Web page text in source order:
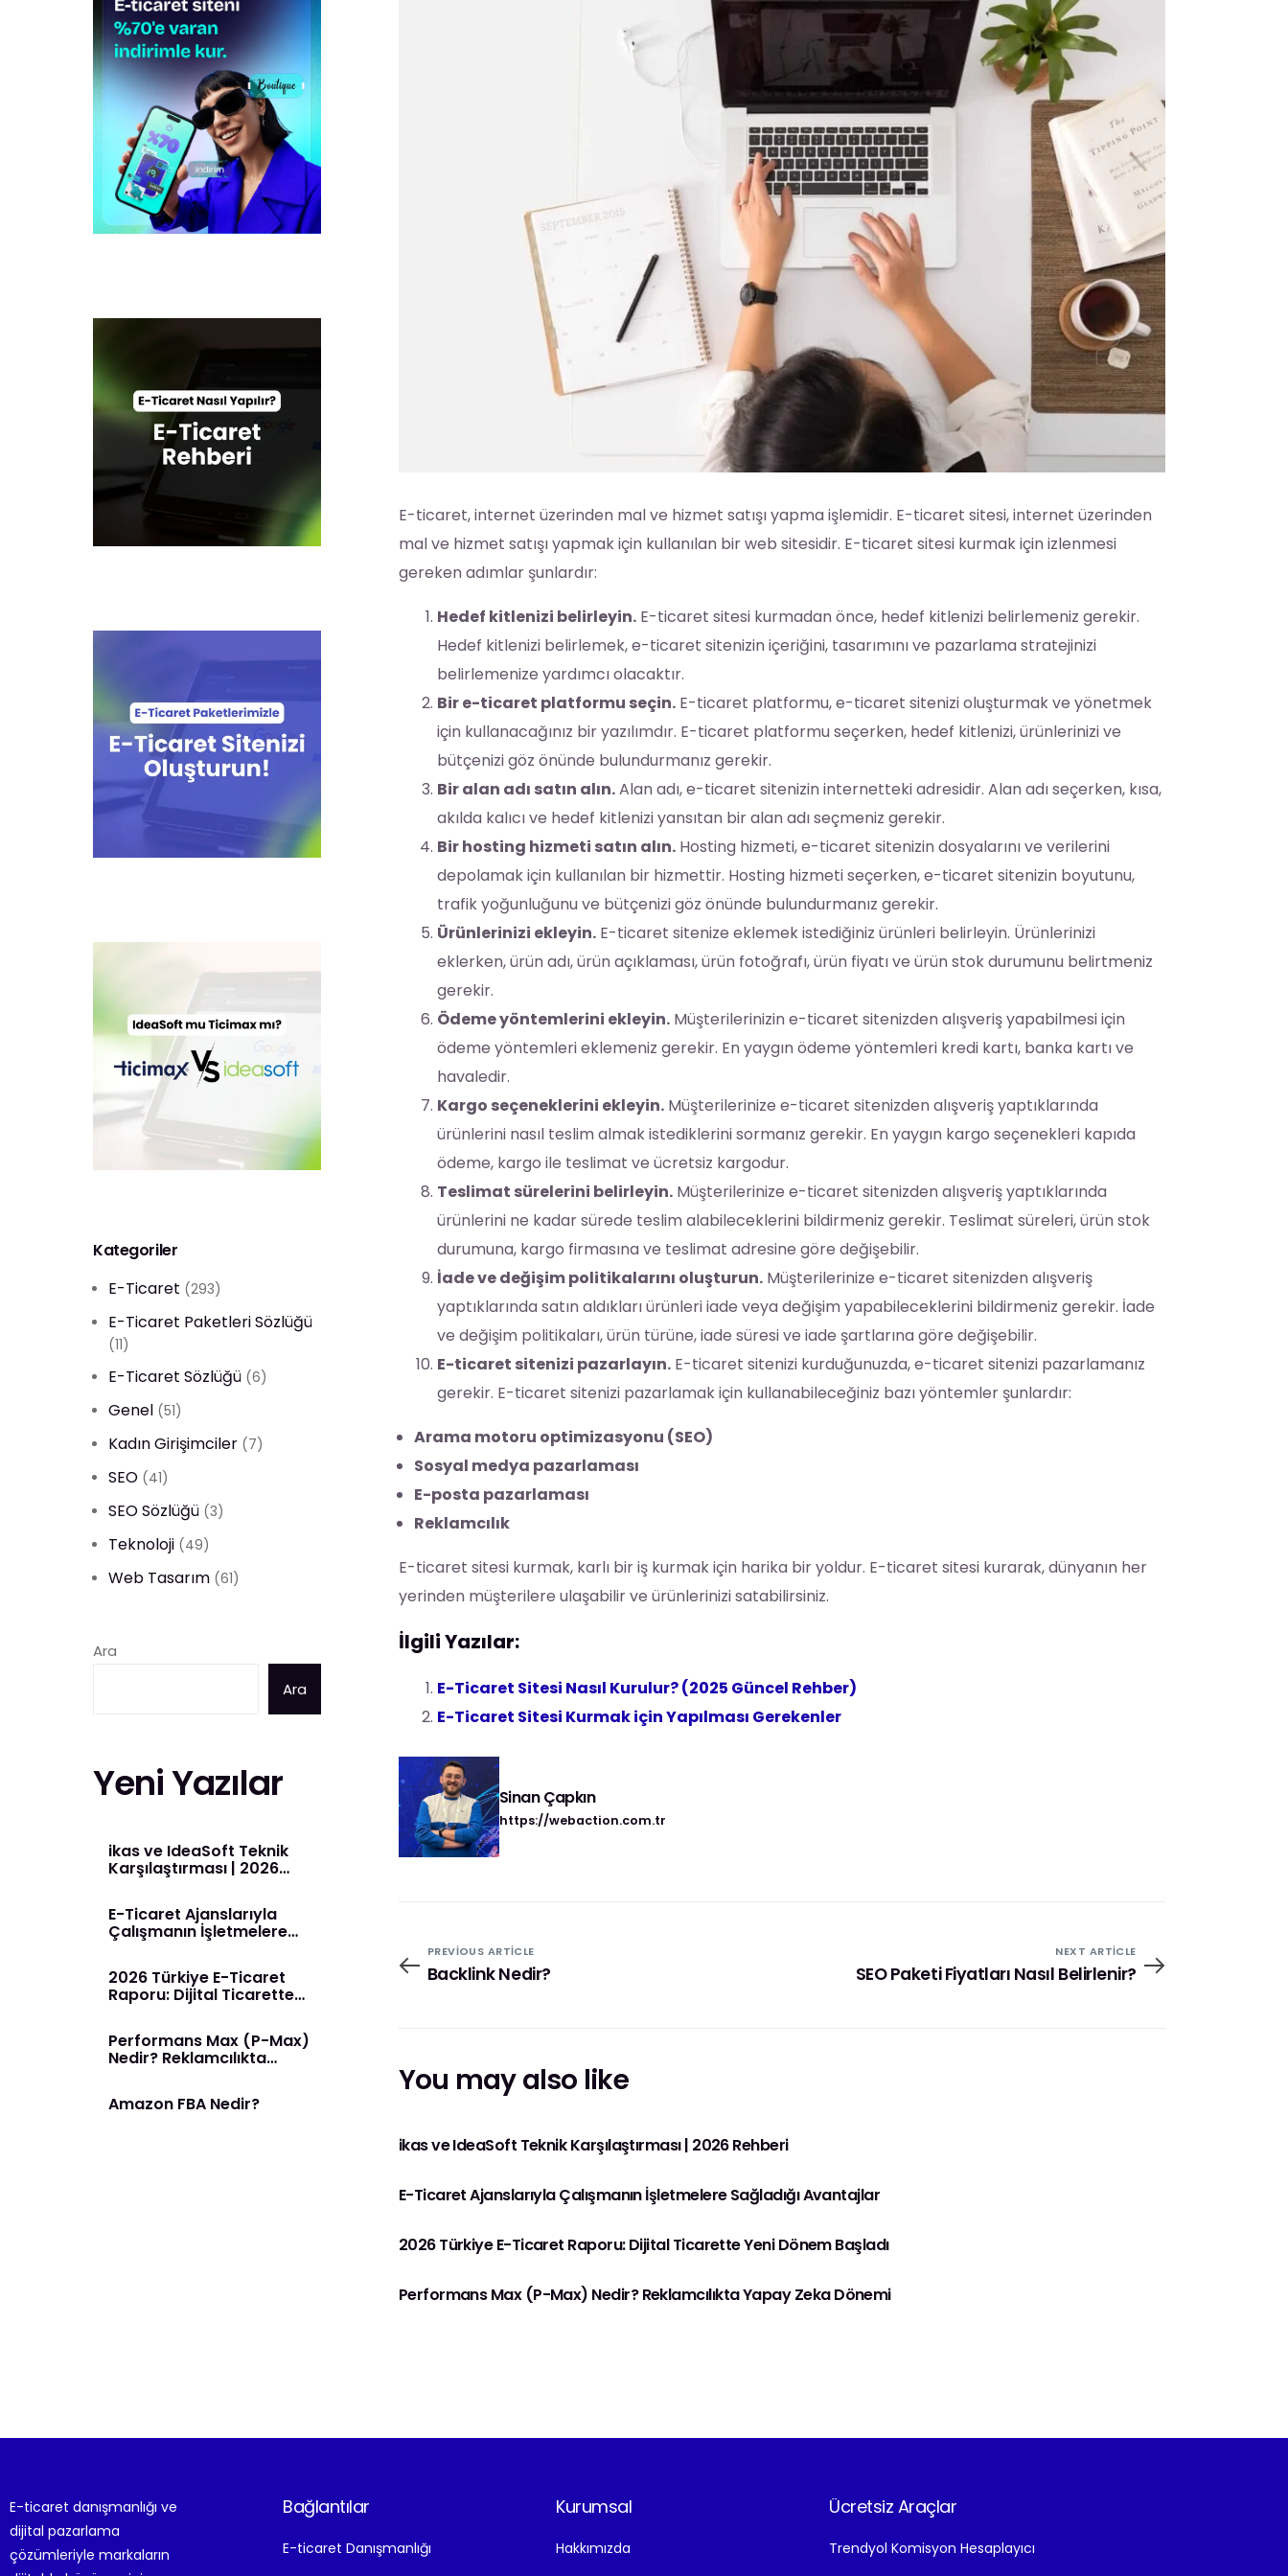
E-ticaret, internet üzerinden mal ve hizmet satışı yapma işlemidir. E-ticaret sitesi, internet üzerinden
mal ve hizmet satışı yapmak için kullanılan bir web sitesidir. E-ticaret sitesi kurmak için izlenmesi
gereken adımlar şunlardır:
Hedef kitlenizi belirleyin.E-ticaret sitesi kurmadan önce, hedef kitlenizi belirlemeniz gerekir.
Hedef kitlenizi belirlemek, e-ticaret sitenizin içeriğini, tasarımını ve pazarlama stratejinizi
belirlemenize yardımcı olacaktır.
Bir e-ticaret platformu seçin.E-ticaret platformu, e-ticaret sitenizi oluşturmak ve yönetmek
için kullanacağınız bir yazılımdır. E-ticaret platformu seçerken, hedef kitlenizi, ürünlerinizi ve
bütçenizi göz önünde bulundurmanız gerekir.
Bir alan adı satın alın.Alan adı, e-ticaret sitenizin internetteki adresidir. Alan adı seçerken, kısa,
akılda kalıcı ve hedef kitlenizi yansıtan bir alan adı seçmeniz gerekir.
Bir hosting hizmeti satın alın.Hosting hizmeti, e-ticaret sitenizin dosyalarını ve verilerini
depolamak için kullanılan bir hizmettir. Hosting hizmeti seçerken, e-ticaret sitenizin boyutunu,
trafik yoğunluğunu ve bütçenizi göz önünde bulundurmanız gerekir.
Ürünlerinizi ekleyin.E-ticaret sitenize eklemek istediğiniz ürünleri belirleyin. Ürünlerinizi
eklerken, ürün adı, ürün açıklaması, ürün fotoğrafı, ürün fiyatı ve ürün stok durumunu belirtmeniz
gerekir.
Ödeme yöntemlerini ekleyin.Müşterilerinizin e-ticaret sitenizden alışveriş yapabilmesi için
ödeme yöntemleri eklemeniz gerekir. En yaygın ödeme yöntemleri kredi kartı, banka kartı ve
havaledir.
Kargo seçeneklerini ekleyin.Müşterilerinize e-ticaret sitenizden alışveriş yaptıklarında
ürünlerini nasıl teslim almak istediklerini sormanız gerekir. En yaygın kargo seçenekleri kapıda
ödeme, kargo ile teslimat ve ücretsiz kargodur.
Teslimat sürelerini belirleyin.Müşterilerinize e-ticaret sitenizden alışveriş yaptıklarında
ürünlerini ne kadar sürede teslim alabileceklerini bildirmeniz gerekir. Teslimat süreleri, ürün stok
durumuna, kargo firmasına ve teslimat adresine göre değişebilir.
İade ve değişim politikalarını oluşturun.Müşterilerinize e-ticaret sitenizden alışveriş
yaptıklarında satın aldıkları ürünleri iade veya değişim yapabileceklerini bildirmeniz gerekir. İade
ve değişim politikaları, ürün türüne, iade süresi ve iade şartlarına göre değişebilir.
E-ticaret sitenizi pazarlayın.E-ticaret sitenizi kurduğunuzda, e-ticaret sitenizi pazarlamanız
gerekir. E-ticaret sitenizi pazarlamak için kullanabileceğiniz bazı yöntemler şunlardır:
Arama motoru optimizasyonu (SEO)
Sosyal medya pazarlaması
E-posta pazarlaması
Reklamcılık
E-ticaret sitesi kurmak, karlı bir iş kurmak için harika bir yoldur. E-ticaret sitesi kurarak, dünyanın her
yerinden müşterilere ulaşabilir ve ürünlerinizi satabilirsiniz.
İlgili Yazılar:
E-Ticaret Sitesi Nasıl Kurulur? (2025 Güncel Rehber)
E-Ticaret Sitesi Kurmak için Yapılması Gerekenler
Sinan Çapkın
https://webaction.com.tr
PREVIOUS ARTICLE
Backlink Nedir?
NEXT ARTICLE
SEO Paketi Fiyatları Nasıl Belirlenir?
You may also like
ikas ve IdeaSoft Teknik Karşılaştırması | 2026 Rehberi
E-Ticaret Ajanslarıyla Çalışmanın İşletmelere Sağladığı Avantajlar
2026 Türkiye E-Ticaret Raporu: Dijital Ticarette Yeni Dönem Başladı
Performans Max (P-Max) Nedir? Reklamcılıkta Yapay Zeka Dönemi
Kategoriler
E-Ticaret (293)
E-Ticaret Paketleri Sözlüğü
(11)
E-Ticaret Sözlüğü (6)
Genel (51)
Kadın Girişimciler (7)
SEO (41)
SEO Sözlüğü (3)
Teknoloji (49)
Web Tasarım (61)
Ara
Ara
Yeni Yazılar
ikas ve IdeaSoft Teknik
Karşılaştırması | 2026
E-Ticaret Ajanslarıyla
Çalışmanın İşletmelere
2026 Türkiye E-Ticaret
Raporu: Dijital Ticarette
Performans Max (P-Max)
Nedir? Reklamcılıkta
Amazon FBA Nedir?
E-ticaret danışmanlığı ve
dijital pazarlama
çözümleriyle markaların
Bağlantılar
E-ticaret Danışmanlığı
Kurumsal
Hakkımızda
Ücretsiz Araçlar
Trendyol Komisyon Hesaplayıcı